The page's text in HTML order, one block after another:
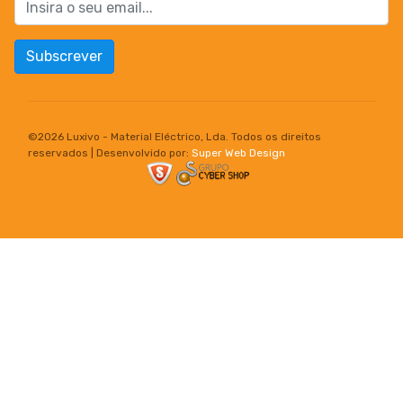
Subscrever
©2026 Luxivo - Material Eléctrico, Lda. Todos os direitos
reservados | Desenvolvido por: Super Web Design